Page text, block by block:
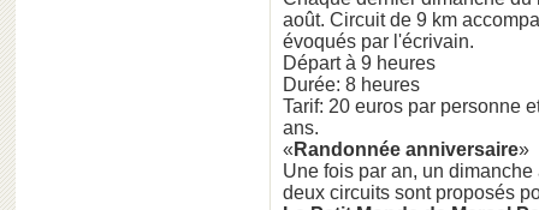
août. Circuit de 9 km
évoqués par l'écrivain.
Départ à 9 heures
Durée: 8 heures
Tarif: 20 euros par personne
ans.
« Randonnée anniversaire»
Une fois par an, un
deux circuits sont proposés